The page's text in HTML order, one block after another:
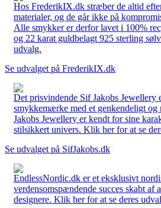
Hos FrederikIX.dk stræber de altid
materialer, og de går ikke på
Alle smykker er derfor lavet i 100%
og 22 karat guldbelagt 925 sterling
udvalg.
Se udvalget på FrederikIX.dk
Det prisvindende Sif Jakobs Jewellery
smykkemærke med et genkendeligt
Jakobs Jewellery er kendt for sine
stilsikkert univers. Klik her for at se
Se udvalget på SifJakobs.dk
EndlessNordic.dk er et eksklusivt
verdensomspændende succes skabt af
designere. Klik her for at se deres